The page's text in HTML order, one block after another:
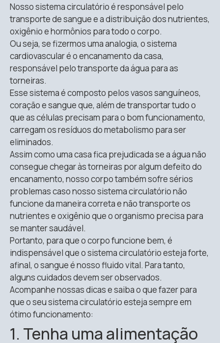
Nosso sistema circulatório é responsável pelo
transporte de sangue e a distribuição dos nutrientes,
oxigênio e hormônios para todo o corpo.
Ou seja, se fizermos uma analogia, o sistema
cardiovascular é o encanamento da casa,
responsável pelo transporte da água para as
torneiras.
Esse sistema é composto pelos vasos sanguíneos,
coração e sangue que, além de transportar tudo o
que as células precisam para o bom funcionamento,
carregam os resíduos do metabolismo para ser
eliminados.
Assim como uma casa fica prejudicada se a água não
consegue chegar às torneiras por algum defeito do
encanamento, nosso corpo também sofre sérios
problemas caso nosso sistema circulatório não
funcione da maneira correta e não transporte os
nutrientes e oxigênio que o organismo precisa para
se manter saudável.
Portanto, para que o corpo funcione bem, é
indispensável que o sistema circulatório esteja forte,
afinal, o sangue é nosso fluido vital. Para tanto,
alguns cuidados devem ser observados.
Acompanhe nossas dicas e saiba o que fazer para
que o seu sistema circulatório esteja sempre em
ótimo funcionamento:
1. Tenha uma alimentação